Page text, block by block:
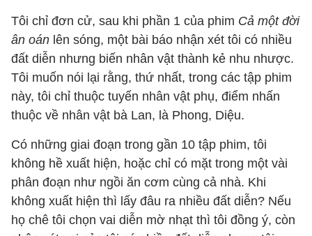
Tôi chỉ đơn cử, sau khi phần 1 của phim Cả một đời
ân oán lên sóng, một bài báo nhận xét tôi có nhiều
đất diễn nhưng biến nhân vật thành kẻ nhu nhược.
Tôi muốn nói lại rằng, thứ nhất, trong các tập phim
này, tôi chỉ thuộc tuyến nhân vật phụ, điểm nhấn
thuộc về nhân vật bà Lan, là Phong, Diệu.
Có những giai đoạn trong gần 10 tập phim, tôi
không hề xuất hiện, hoặc chỉ có mặt trong một vài
phân đoạn như ngồi ăn cơm cùng cả nhà. Khi
không xuất hiện thì lấy đâu ra nhiều đất diễn? Nếu
họ chê tôi chọn vai diễn mờ nhạt thì tôi đồng ý, còn